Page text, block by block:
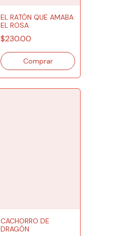
EL RATÓN QUE AMABA
EL ROSA
$230.00
CACHORRO DE
DRAGÓN